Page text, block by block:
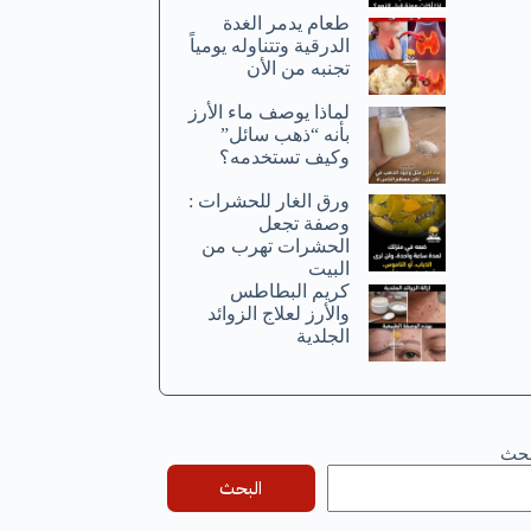
طعام يدمر الغدة
الدرقية وتتناوله يومياً
تجنبه من الأن
لماذا يوصف ماء الأرز
بأنه “ذهب سائل”
وكيف تستخدمه؟
ورق الغار للحشرات :
وصفة تجعل
الحشرات تهرب من
البيت
كريم البطاطس
والأرز لعلاج الزوائد
الجلدية
البحث